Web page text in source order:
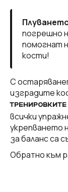
погрешно
помогнат
кости!
С
изградите
ТРЕНИРОВКИТЕ
всички
укрепването
за баланс са
Обратно към